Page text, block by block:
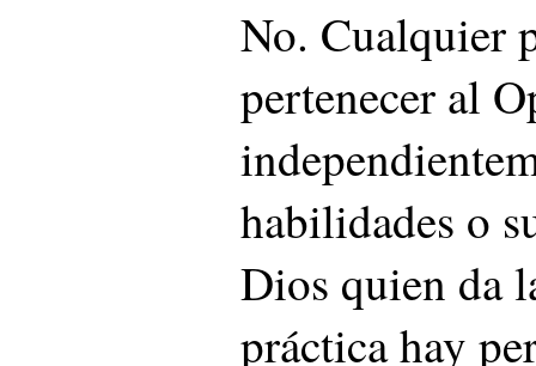
No. Cualquier
pertenecer al
habilidades o
Dios quien da
práctica hay